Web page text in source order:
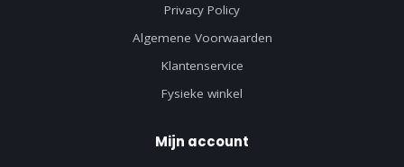
Privacy Policy
Algemene Voorwaarden
Klantenservice
Fysieke winkel
Mijn account